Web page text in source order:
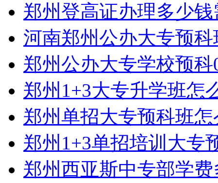
郑州登高证办理多少
河南郑州公办大专预
郑州公办大专学校预
郑州1+3大专升学班怎
郑州单招大专预科班
郑州1+3单招培训大专
郑州西亚斯中专部学